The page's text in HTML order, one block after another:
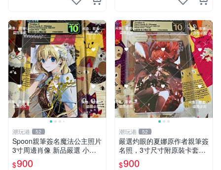
潮玩港 52
Spoon親筆簽名魔法公主照片
3寸周邊肖像 新品嚴選 小煩
惱希婭 紙質相框 時尚擺設 規
格尺寸 周邊珍藏
$900
潮玩港 52
嚴選灼眼的夏娜原作者親筆簽
名照，3寸尺寸附原裝卡套。
收藏家推薦，適合漫迷珍藏。
3寸 簽名 照片
$900